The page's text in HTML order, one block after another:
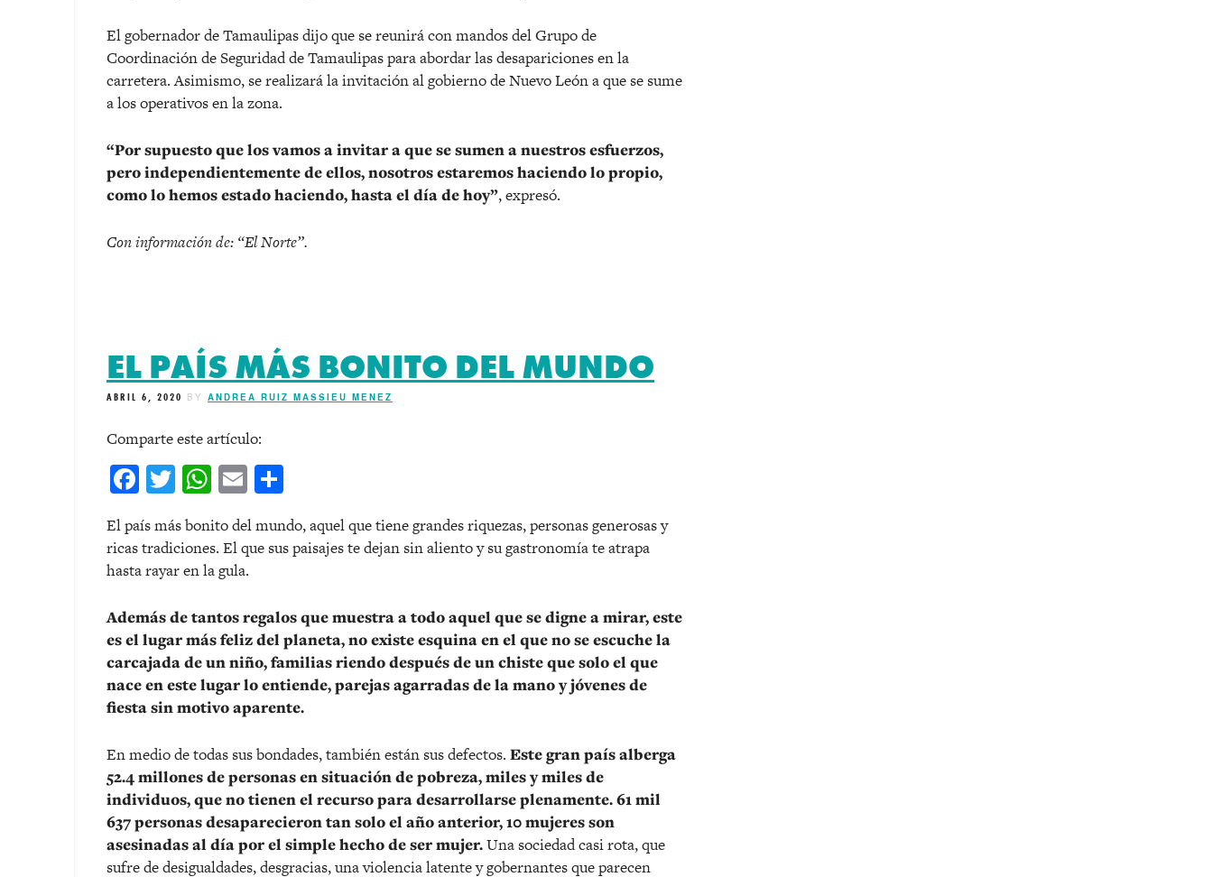
El gobernador de Tamaulipas dijo que se reunirá con mandos del Grupo de
Coordinación de Seguridad de Tamaulipas para abordar las desapariciones en la
carretera. Asimismo, se realizará la invitación al gobierno de Nuevo León a que se sume
a los operativos en la zona.
“Por supuesto que los vamos a invitar a que se sumen a nuestros esfuerzos,
pero independientemente de ellos, nosotros estaremos haciendo lo propio,
como lo hemos estado haciendo, hasta el día de hoy”, expresó.
Con información de: “El Norte”.
EL PAÍS MÁS BONITO DEL MUNDO
ABRIL 6, 2020 BY ANDREA RUIZ MASSIEU MENEZ
Comparte este artículo:
Facebook
Twitter
WhatsApp
Email
El país más bonito del mundo, aquel que tiene grandes riquezas, personas generosas y
ricas tradiciones. El que sus paisajes te dejan sin aliento y su gastronomía te atrapa
hasta rayar en la gula.
Además de tantos regalos que muestra a todo aquel que se digne a mirar, este
es el lugar más feliz del planeta, no existe esquina en el que no se escuche la
carcajada de un niño, familias riendo después de un chiste que solo el que
nace en este lugar lo entiende, parejas agarradas de la mano y jóvenes de
fiesta sin motivo aparente.
En medio de todas sus bondades, también están sus defectos. Este gran país alberga
52.4 millones de personas en situación de pobreza, miles y miles de
individuos, que no tienen el recurso para desarrollarse plenamente. 61 mil
637 personas desaparecieron tan solo el año anterior, 10 mujeres son
asesinadas al día por el simple hecho de ser mujer.Una sociedad casi rota, que
sufre de desigualdades, desgracias, una violencia latente y gobernantes que parecen